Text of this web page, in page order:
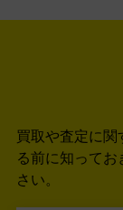
買取や査定に関
る前に知って
さい。